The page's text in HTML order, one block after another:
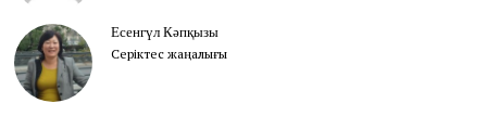
Есенгүл Кәпқызы
Серіктес жаңалығы